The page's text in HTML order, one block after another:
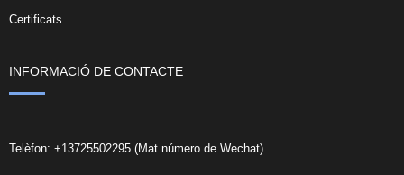
Certificats
INFORMACIÓ DE CONTACTE
Telèfon: +13725502295 (Mat número de Wechat)